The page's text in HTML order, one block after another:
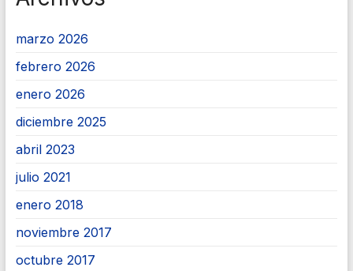
marzo 2026
febrero 2026
enero 2026
diciembre 2025
abril 2023
julio 2021
enero 2018
noviembre 2017
octubre 2017